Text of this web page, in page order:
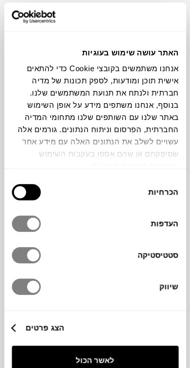
האתר עושה שימוש בעוגיות
אנחנו משתמשים בקובצי Cookie כדי להתאים
אישית תוכן ומודעות, לספק תכונות של מדיה
חברתית ולנתח את תנועת המשתמשים שלנו.
בנוסף, אנחנו משתפים מידע על אופן השימוש
באתר שלנו עם השותפים שלנו מתחומי המדיה
החברתית, הפרסום וניתוח הנתונים. גורמים אלה
עשויים לשלב את הנתונים האלה עם מידע אחר
שסיפקתם או שהם אספו בעקבות השימוש
הסכמה
הכרחיות
העדפות
סטטיסטיקה
שיווק
הצג פרטים
לאשר הכול
להדמיית AI Design
תוכלו למצוא אותי ב:
כורסת החוץ okinawa משלבת מראה אלגנטי
עם תחושה חמימה ומזמינה. מתאפיינת בקווים
גבוה. הספה מרופדת בבד טקסטילן ובקליעת
לעמידה בתנאי חוץ. כריות הישיבה המפנקות
משלימות את חוויית הנוחות ומציעות רכות
לההגנה מקסימלית בפני פגעי מזג אוויר הוסיפו